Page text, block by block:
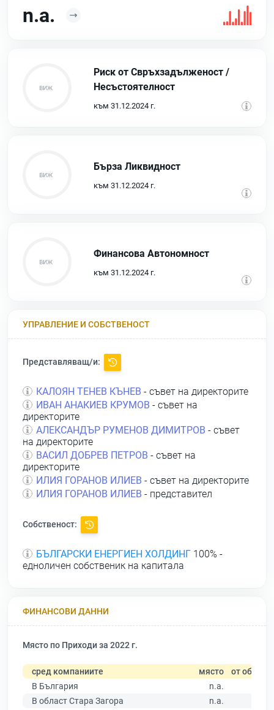
n.a.
Риск от Свръхзадълженост /
Несъстоятелност
към 31.12.2024 г.
Бърза Ликвидност
към 31.12.2024 г.
Финансова Автономност
към 31.12.2024 г.
УПРАВЛЕНИЕ И СОБСТВЕНОСТ
Представляващ/и:
КАЛОЯН ТЕНЕВ КЪНЕВ - съвет на директорите
ИВАН АНАКИЕВ КРУМОВ - съвет на
директорите
АЛЕКСАНДЪР РУМЕНОВ ДИМИТРОВ - съвет
на директорите
ВАСИЛ ДОБРЕВ ПЕТРОВ - съвет на
директорите
ИЛИЯ ГОРАНОВ ИЛИЕВ - съвет на директорите
ИЛИЯ ГОРАНОВ ИЛИЕВ - представител
Собственост:
БЪЛГАРСКИ ЕНЕРГИЕН ХОЛДИНГ 100% -
едноличен собственик на капитала
ФИНАНСОВИ ДАННИ
Място по Приходи за 2022 г.
сред компаниите място от общо
В България
n.a.
В област Стара Загора
n.a.